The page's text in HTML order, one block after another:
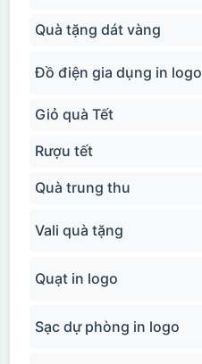
Quà tặng dát vàng
Đồ điện gia dụng in logo
Giỏ quà Tết
Rượu tết
Quà trung thu
Vali quà tặng
Quạt in logo
Sạc dự phòng in logo